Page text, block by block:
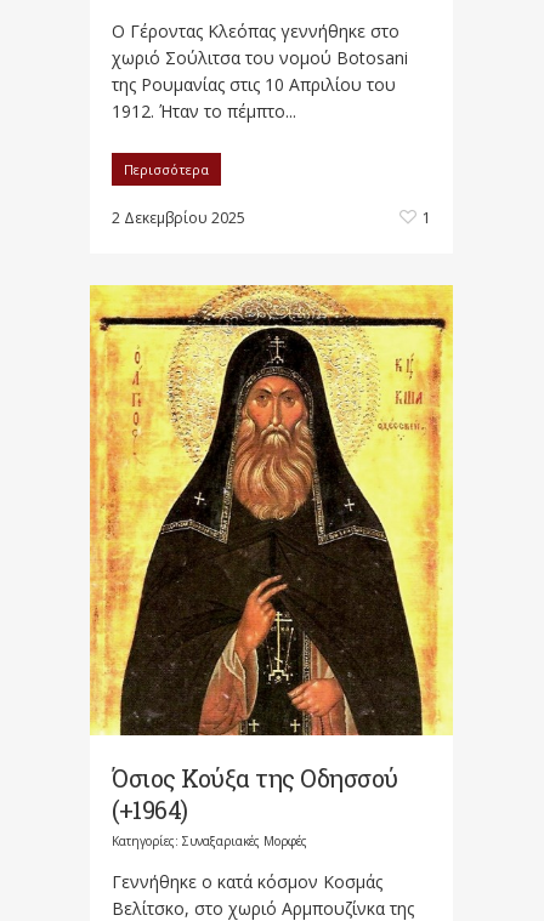
Ο Γέροντας Κλεόπας γεννήθηκε στο
χωριό Σούλιτσα του νομού Botosani
της Ρουμανίας στις 10 Απριλίου του
1912. Ήταν το πέμπτο...
Περισσότερα
2 Δεκεμβρίου 2025 1
Όσιος Κούξα της Οδησσού
(+1964)
Κατηγορίες: Συναξαριακές Μορφές
Γεννήθηκε ο κατά κόσμον Κοσμάς
Βελίτσκο, στο χωριό Αρμπουζίνκα της